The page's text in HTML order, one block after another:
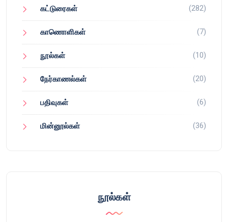
கட்டுரைகள் (282)
காணொளிகள் (7)
நூல்கள் (10)
நேர்காணல்கள் (20)
பதிவுகள் (6)
மின்னூல்கள் (36)
நூல்கள்